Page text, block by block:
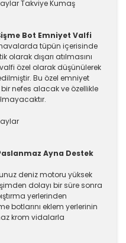
Bot Emniyet Valfi
tüpün içerisinde
olarak dışarı atılmasını
özel olarak düşünülerek
Bu özel emniyet
nefes alacak ve özellikle
Ayna Destek
deniz motoru yüksek
dolayı bir süre sonra
yerlerinden
botlarını eklem yerlerinin
krom vidalarla